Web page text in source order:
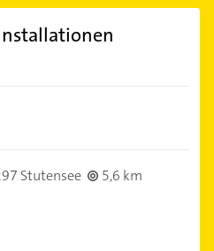
Stutensee
5,6 km